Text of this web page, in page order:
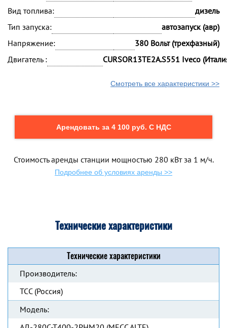
Вид топлива:
дизель
Тип запуска:
автозапуск (авр)
Напряжение:
380 Вольт (трехфазный)
Двигатель :
CURSOR13TE2A.S551 Iveco
Смотреть все характеристики >>
Арендовать за 4 100 руб. С НДС
Стоимость аренды станции мощностью 280 кВт за 1 м/ч.
Подробнее об условиях аренды >>
Технические характеристики
Технические характеристики
Производитель:
ТСС (Россия)
Модель: